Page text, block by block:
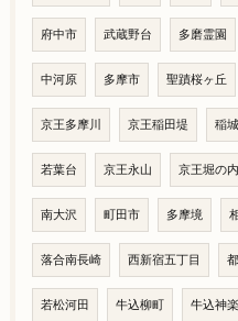
府中市 武蔵野台 多磨霊園
中河原 多摩市 聖蹟桜ヶ丘
京王多摩川 京王稲田堤 稲
若葉台 京王永山 京王堀の内
南大沢 町田市 多摩境
落合南長崎 西新宿五丁目
若松河田 牛込柳町 牛込神